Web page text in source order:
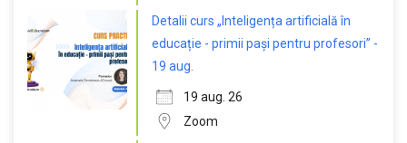
Detalii curs „Inteligența artificială în
educație - primii pași pentru profesori” -
19 aug.
19 aug. 26
Zoom